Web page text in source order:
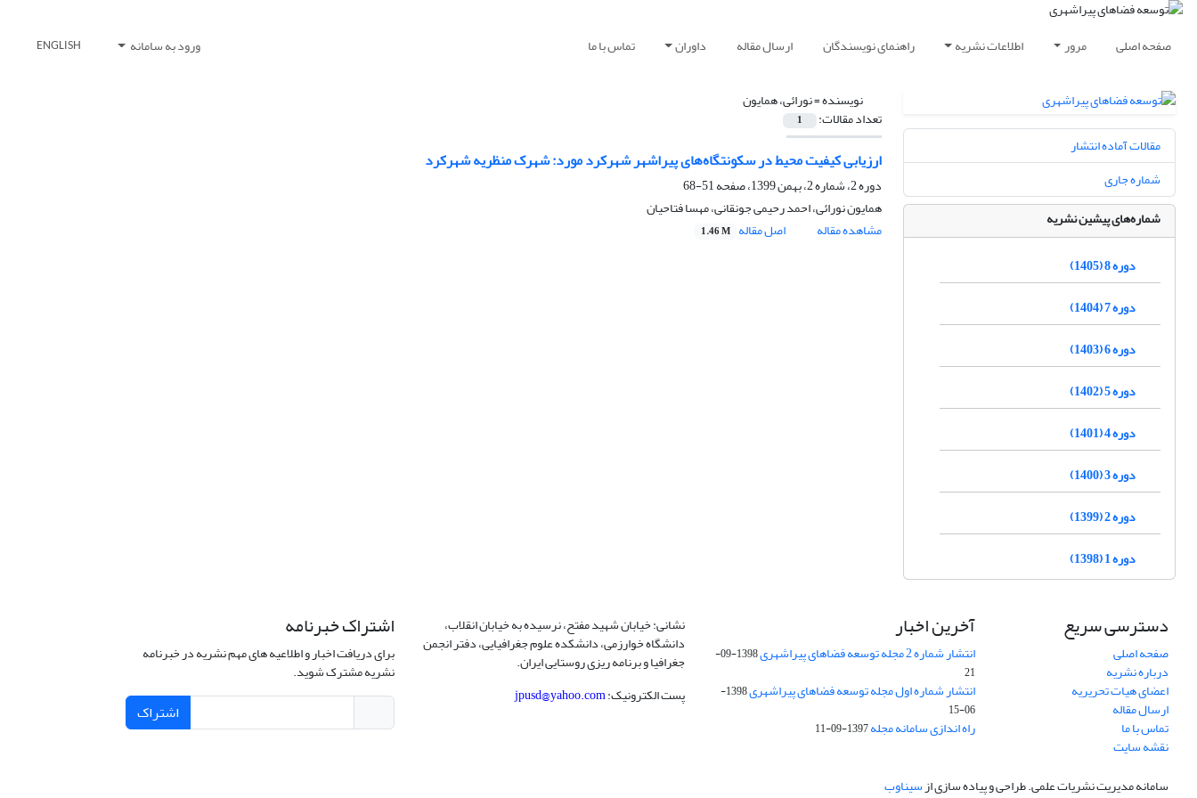
صفحه اصلی مرور اطلاعات نشریه راهنمای نویسندگان ارسال مقاله داوران تماس با ما ورود به سامانه ENGLISH
نویسنده =نورائی، همایون
تعداد مقالات: 1
ارزیابی کیفیت محیط در سکونتگاه‌های پیراشهر شهرکرد مورد: شهرک منظریه شهرکرد
دوره 2، شماره 2، بهمن 1399، صفحه
51-68
همایون نورائی، احمد رحیمی جونقانی، مهسا فتاحیان
مشاهده مقاله
اصل مقاله 1.46 M
مقالات آماده انتشار
شماره جاری
شماره‌های پیشین نشریه
دوره 8 (1405)
دوره 7 (1404)
دوره 6 (1403)
دوره 5 (1402)
دوره 4 (1401)
دوره 3 (1400)
دوره 2 (1399)
دوره 1 (1398)
دسترسی سریع
صفحه اصلی
درباره نشریه
اعضای هیات تحریریه
ارسال مقاله
تماس با ما
نقشه سایت
آخرین اخبار
انتشار شماره 2 مجله توسعه فضاهای پیراشهری
1398-09-
21
انتشار شماره اول مجله توسعه فضاهای پیراشهری
1398-
06-15
راه اندازی سامانه مجله1397-09-11
نشانی: خیابان شهید مفتح، نرسیده به خیابان انقلاب،
دانشگاه خوارزمی، دانشکده علوم جغرافیایی، دفتر انجمن
جغرافیا و برنامه ریزی روستایی ایران.
پست الکترونیک:jpusd@yahoo.com
اشتراک خبرنامه
برای دریافت اخبار و اطلاعیه های مهم نشریه در خبرنامه
نشریه مشترک شوید.
اشتراک
سامانه مدیریت نشریات علمی.طراحی و پیاده سازی ازسیناوب